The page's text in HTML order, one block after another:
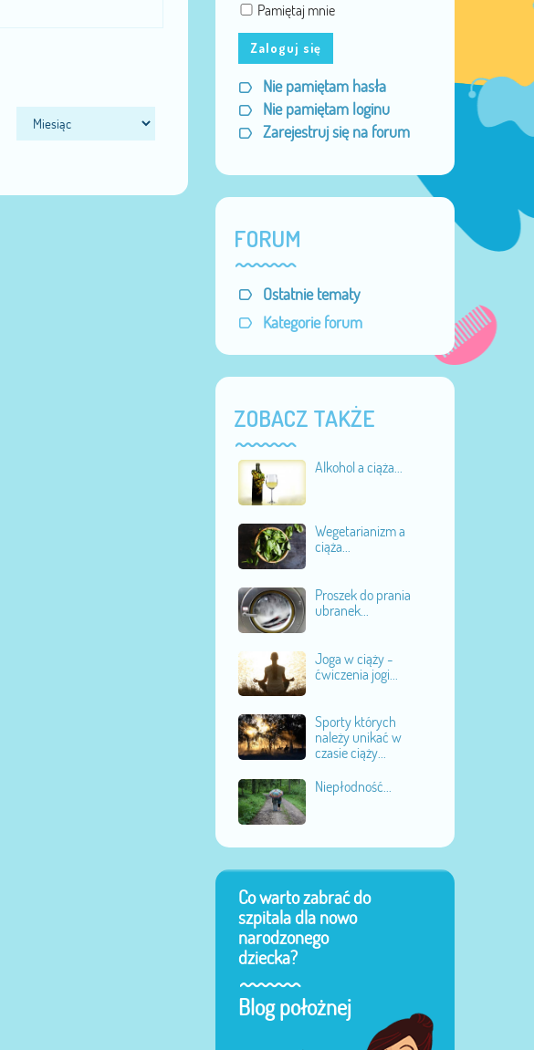
Pamiętaj mnie
Zaloguj się
Nie pamiętam hasła
Nie pamiętam loginu
Zarejestruj się na forum
FORUM
Ostatnie tematy
Kategorie forum
ZOBACZ TAKŻE
Alkohol a ciąża...
Wegetarianizm a
ciąża...
Proszek do prania
ubranek...
Joga w ciąży -
ćwiczenia jogi...
Sporty których
należy unikać w
czasie ciąży...
Niepłodność...
Co warto zabrać do
szpitala dla nowo
narodzonego
dziecka?
Blog położnej